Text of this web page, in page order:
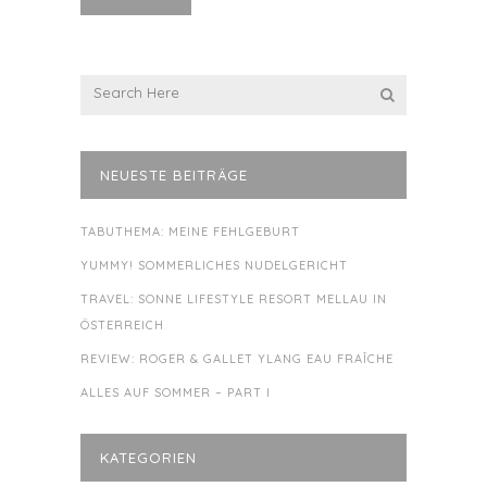
NEUESTE BEITRÄGE
TABUTHEMA: MEINE FEHLGEBURT
YUMMY! SOMMERLICHES NUDELGERICHT
TRAVEL: SONNE LIFESTYLE RESORT MELLAU IN
ÖSTERREICH
REVIEW: ROGER & GALLET YLANG EAU FRAÎCHE
ALLES AUF SOMMER – PART I
KATEGORIEN